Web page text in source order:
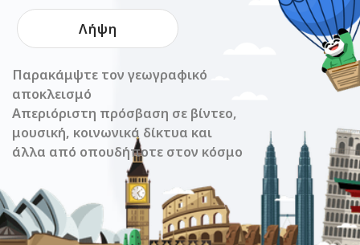
Λήψη
Παρακάμψτε τον γεωγραφικό
αποκλεισμό
Απεριόριστη πρόσβαση σε βίντεο,
μουσική, κοινωνικά δίκτυα και
άλλα από οπουδήποτε στον κόσμο